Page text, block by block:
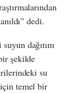
dedi.
dağıtım
şekilde
su
temel bir